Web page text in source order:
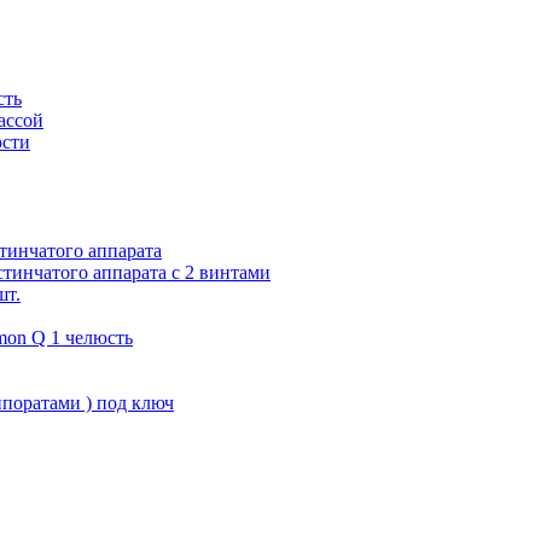
аппарата
аппарата с 2 винтами
Q 1 челюсть
) под ключ